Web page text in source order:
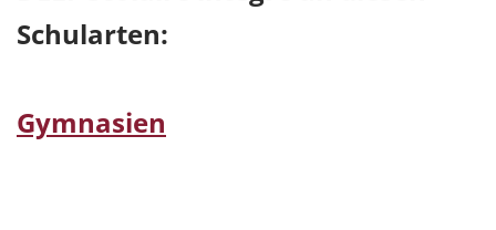
Schularten:
Gymnasien